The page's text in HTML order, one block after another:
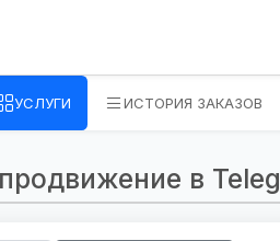
УСЛУГИ ИСТОРИЯ ЗАКАЗОВ
в